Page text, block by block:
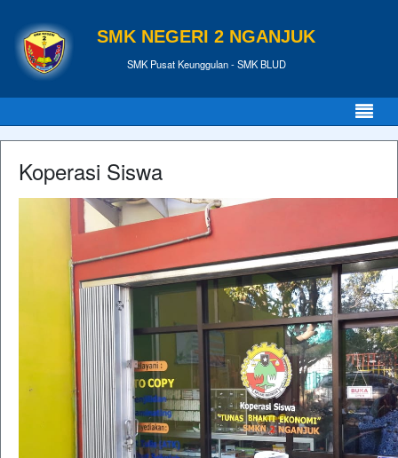
SMK NEGERI 2 NGANJUK
SMK Pusat Keunggulan - SMK BLUD
Koperasi Siswa